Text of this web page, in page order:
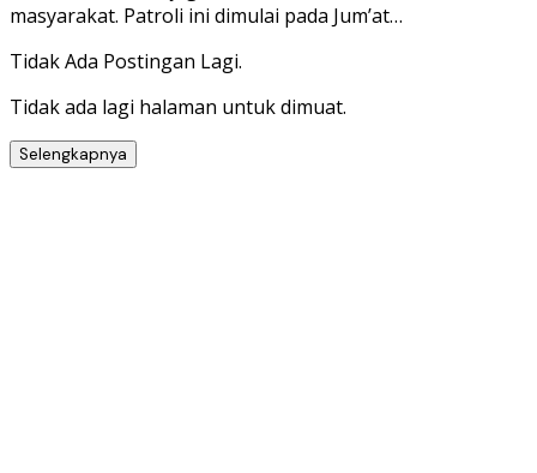
masyarakat. Patroli ini dimulai pada Jum’at…
Tidak Ada Postingan Lagi.
Tidak ada lagi halaman untuk dimuat.
Selengkapnya